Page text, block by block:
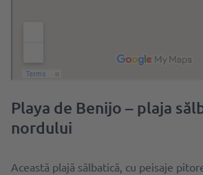
Playa de Benijo – plaja
nordului
Această plajă sălbatică, cu peisaje